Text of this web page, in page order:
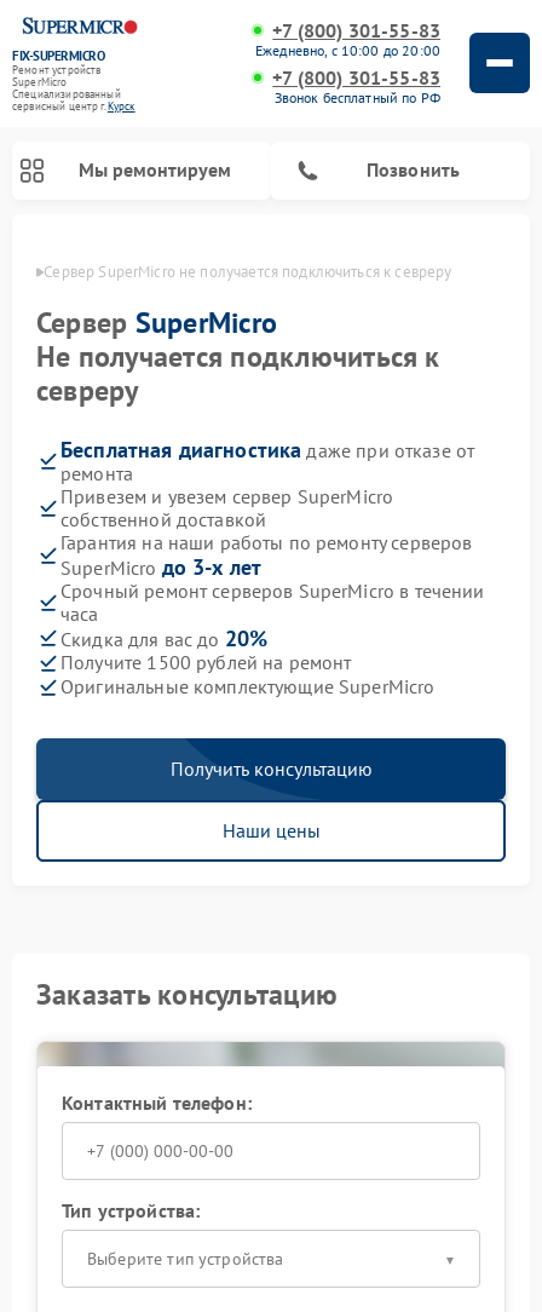
FIX-SUPERMICRO
Ремонт устройств
SuperMicro
Специализированный
cервисный центр г.Курск
+7 (800) 301-55-83
Ежедневно, с 10:00 до 20:00
+7 (800) 301-55-83
Звонок бесплатный по РФ
Мы ремонтируем Позвонить
Сервер SuperMicro не получается подключиться к севреру
Сервер SuperMicro
Не получается подключиться к
севреру
Бесплатная диагностика даже при отказе от
ремонта
Привезем и увезем сервер SuperMicro
собственной доставкой
Гарантия на наши работы по ремонту серверов
SuperMicro до 3-х лет
Срочный ремонт серверов SuperMicro в течении
часа
Скидка для вас до 20%
Получите 1500 рублей на ремонт
Оригинальные комплектующие SuperMicro
Получить консультацию
Наши цены
Заказать консультацию
Контактный телефон:
Тип устройства:
Выберите тип устройства